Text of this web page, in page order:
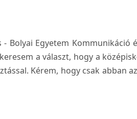
- Bolyai Egyetem
a választ, hogy a
Kérem, hogy csak abban